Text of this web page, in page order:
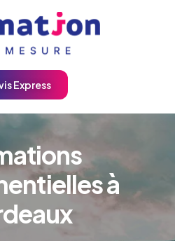
Express
ations
entiellesà
deaux